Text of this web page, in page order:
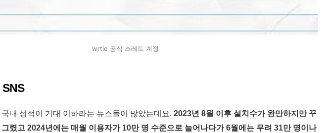
wrtie 공식 스레드 계정
내 성적이 기대 이하라는 뉴스들이 많았는데요. 2023년 8월 이후 설치수가 완만하지만 꾸
렸고 2024년에는 매월 이용자가 10만 명 수준으로 늘어나다가 6월에는 무려 31만 명이나